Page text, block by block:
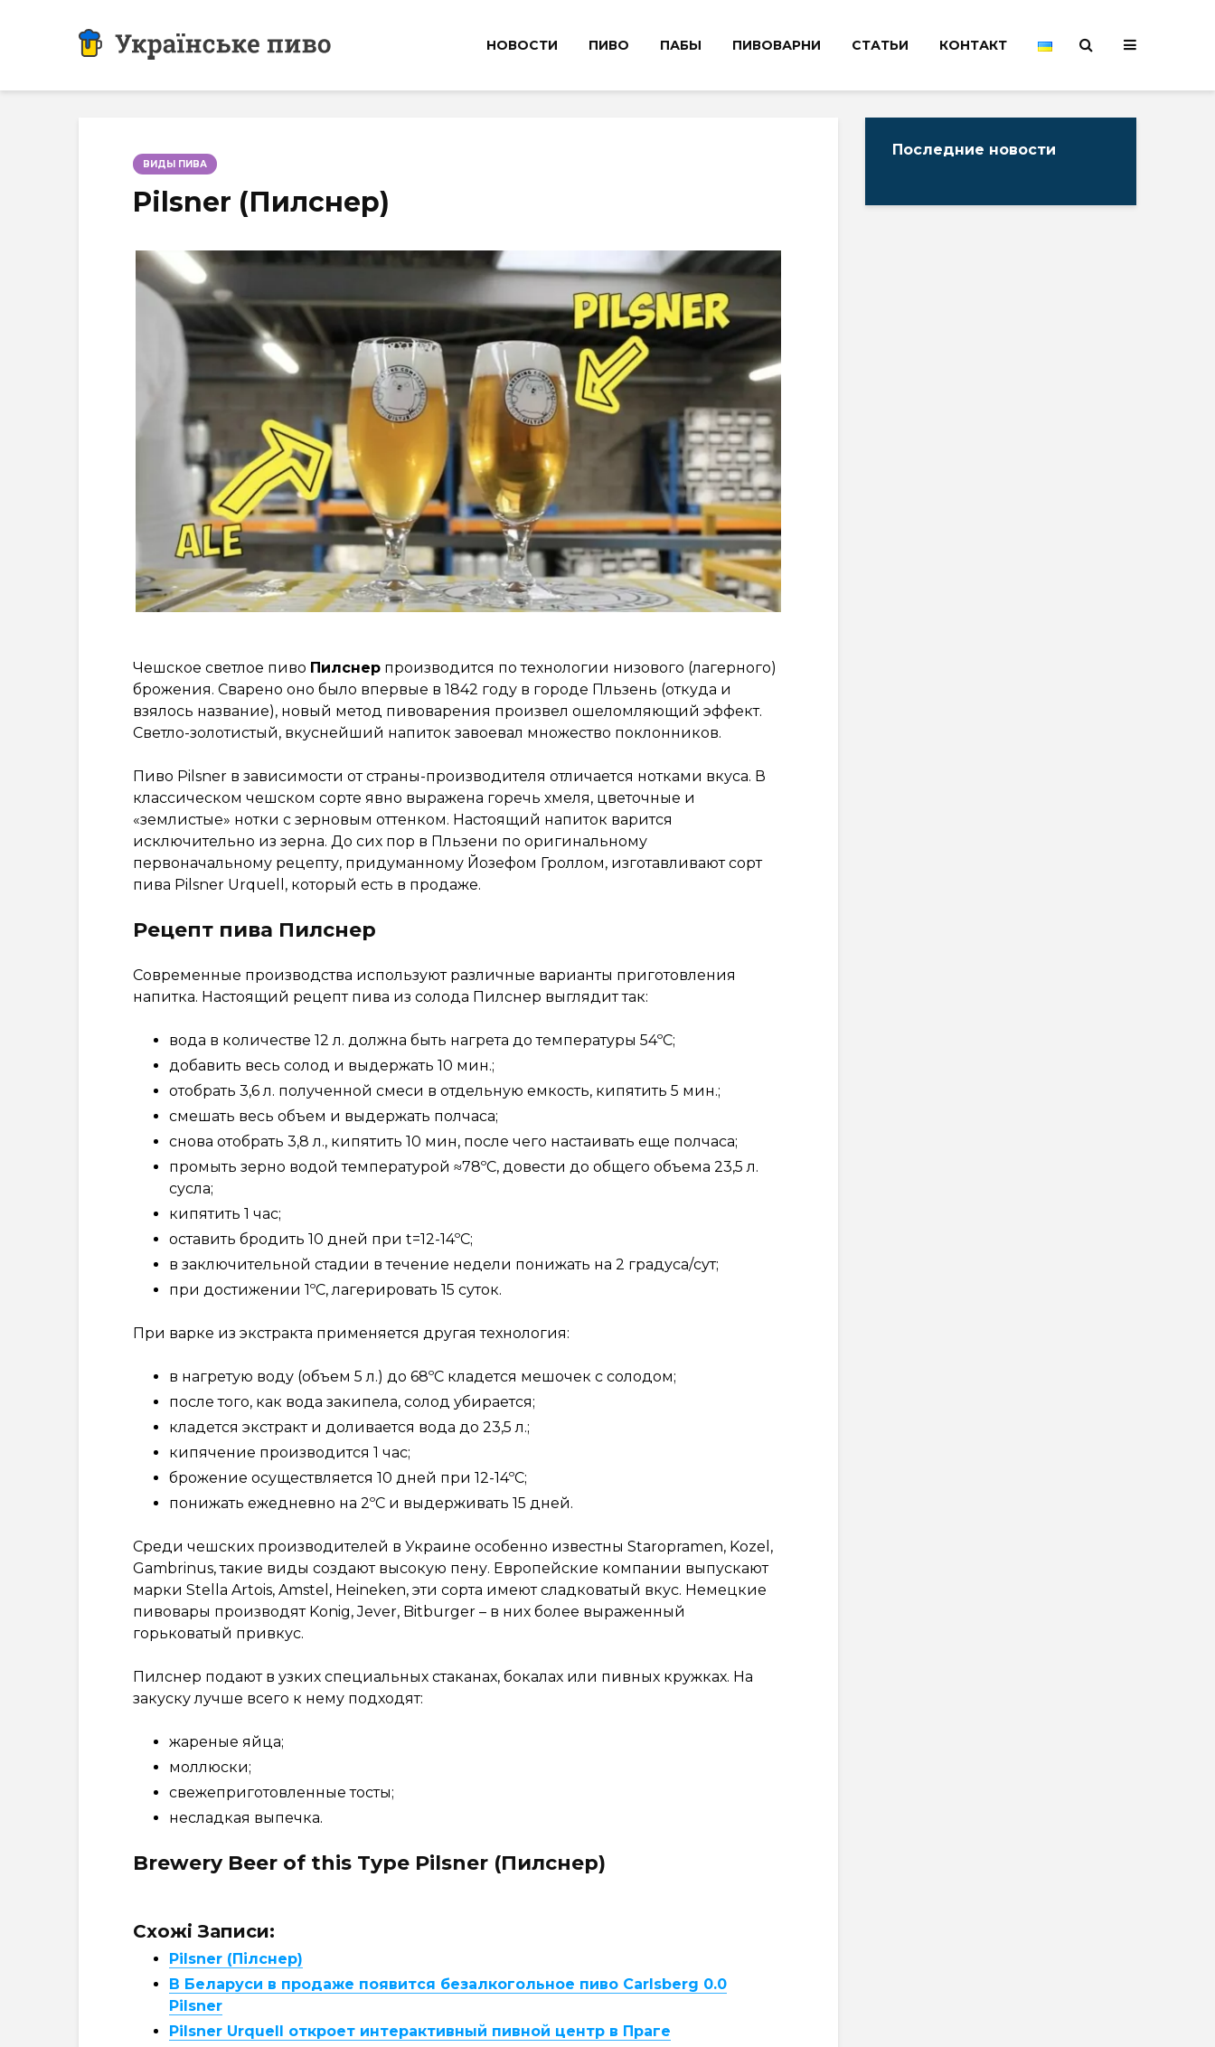
НОВОСТИ ПИВО ПАБЫ ПИВОВАРНИ СТАТЬИ КОНТАКТ
ВИДЫ ПИВА
Pilsner (Пилснер)
Чешское светлое пиво Пилснер производится по технологии низового (лагерного)
брожения. Сварено оно было впервые в 1842 году в городе Пльзень (откуда и
взялось название), новый метод пивоварения произвел ошеломляющий эффект.
Светло-золотистый, вкуснейший напиток завоевал множество поклонников.
Пиво Pilsner в зависимости от страны-производителя отличается нотками вкуса. В
классическом чешском сорте явно выражена горечь хмеля, цветочные и
«землистые» нотки с зерновым оттенком. Настоящий напиток варится
исключительно из зерна. До сих пор в Пльзени по оригинальному
первоначальному рецепту, придуманному Йозефом Гроллом, изготавливают сорт
пива Pilsner Urquell, который есть в продаже.
Рецепт пива Пилснер
Современные производства используют различные варианты приготовления
напитка. Настоящий рецепт пива из солода Пилснер выглядит так:
вода в количестве 12 л. должна быть нагрета до температуры 54ºС;
добавить весь солод и выдержать 10 мин.;
отобрать 3,6 л. полученной смеси в отдельную емкость, кипятить 5 мин.;
смешать весь объем и выдержать полчаса;
снова отобрать 3,8 л., кипятить 10 мин, после чего настаивать еще полчаса;
промыть зерно водой температурой ≈78ºС, довести до общего объема 23,5 л.
сусла;
кипятить 1 час;
оставить бродить 10 дней при t=12-14ºС;
в заключительной стадии в течение недели понижать на 2 градуса/сут;
при достижении 1ºС, лагерировать 15 суток.
При варке из экстракта применяется другая технология:
в нагретую воду (объем 5 л.) до 68ºС кладется мешочек с солодом;
после того, как вода закипела, солод убирается;
кладется экстракт и доливается вода до 23,5 л.;
кипячение производится 1 час;
брожение осуществляется 10 дней при 12-14ºС;
понижать ежедневно на 2ºС и выдерживать 15 дней.
Среди чешских производителей в Украине особенно известны Staropramen, Kozel,
Gambrinus, такие виды создают высокую пену. Европейские компании выпускают
марки Stella Artois, Amstel, Heineken, эти сорта имеют сладковатый вкус. Немецкие
пивовары производят Konig, Jever, Bitburger – в них более выраженный
горьковатый привкус.
Пилснер подают в узких специальных стаканах, бокалах или пивных кружках. На
закуску лучше всего к нему подходят:
жареные яйца;
моллюски;
свежеприготовленные тосты;
несладкая выпечка.
Brewery Beer of this Type Pilsner (Пилснер)
Схожі Записи:
Pilsner (Пілснер)
В Беларуси в продаже появится безалкогольное пиво Carlsberg 0.0
Pilsner
Pilsner Urquell откроет интерактивный пивной центр в Праге
Последние новости